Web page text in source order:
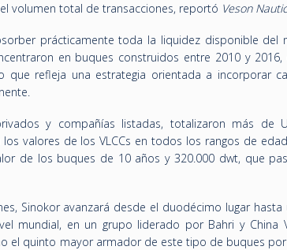
volumen total de transacciones, reportó Veson
prácticamente toda la liquidez disponible del
en buques construidos entre 2010 y 2016,
refleja una estrategia orientada a incorporar
y compañías listadas, totalizaron más de
valores de los VLCCs en todos los rangos de
de los buques de 10 años y 320.000 dwt, que
Sinokor avanzará desde el duodécimo lugar hasta
mundial, en un grupo liderado por Bahri y China
el quinto mayor armador de este tipo de buques